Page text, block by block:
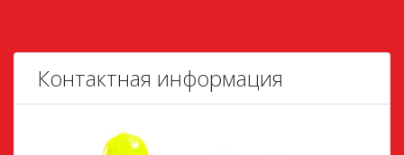
Контактная информация